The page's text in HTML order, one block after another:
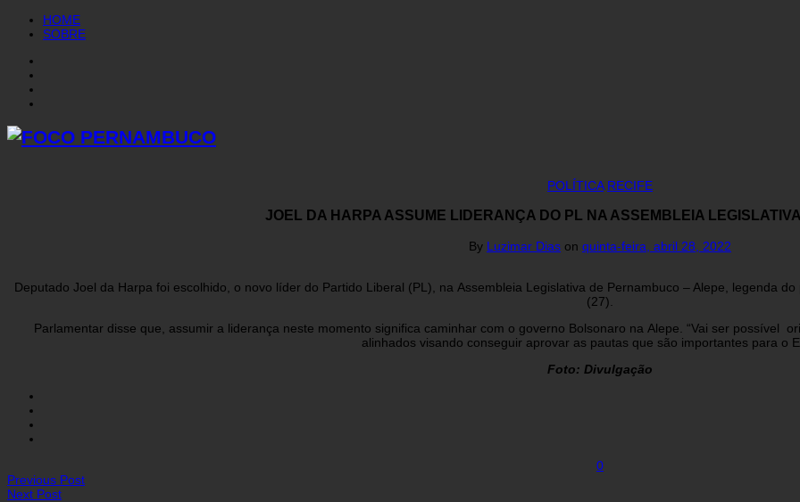
HOME
SOBRE
POLÍTICA RECIFE
JOEL DA HARPA ASSUME LIDERANÇA DO PL NA ASSEMBLEIA
By Luzimar Dias on quinta-feira, abril 28, 2022
Deputado Joel da Harpa foi escolhido, o novo líder do Partido Liberal (PL), na Assembleia Legislativa de Pernambuco – Alepe, legenda
(27).
Parlamentar disse que, assumir a liderança neste momento significa caminhar com o governo Bolsonaro na Alepe. “Vai ser possível
alinhados visando conseguir aprovar as pautas que são importantes para o
Foto: Divulgação
0
Previous Post
Next Post